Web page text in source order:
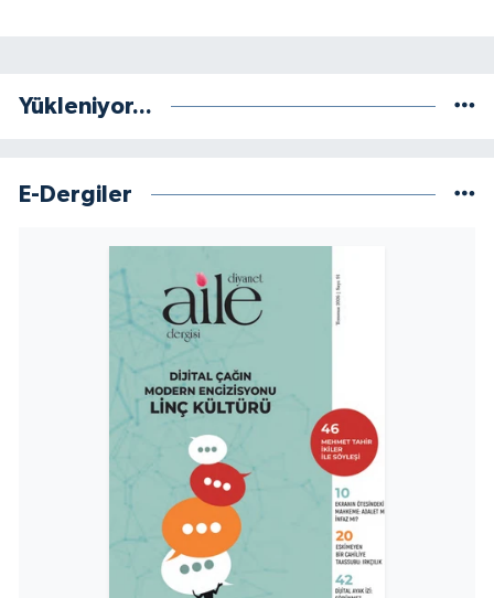
Yükleniyor...
E-Dergiler
Manisa Müftülüğü
Muğla Müftülüğü
Muş Müftülüğü
Nevşehir Müftülüğü
Niğde Müftülüğü
Ordu Müftülüğü
Osmaniye Müftülüğü